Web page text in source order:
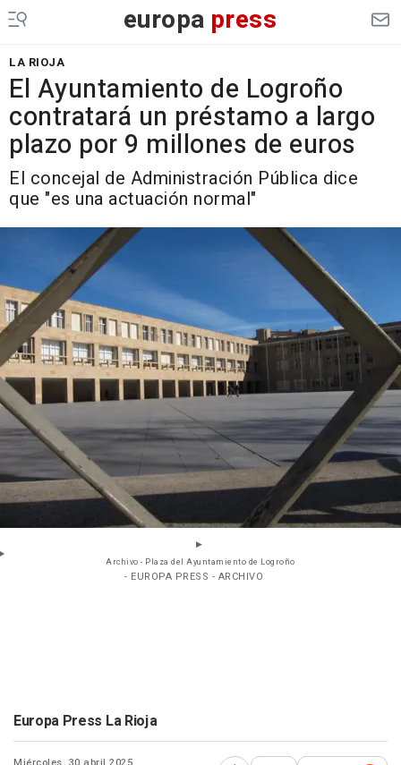
europa press
LA RIOJA
El Ayuntamiento de Logroño
contratará un préstamo a largo
plazo por 9 millones de euros
El concejal de Administración Pública dice
que "es una actuación normal"
Archivo - Plaza del Ayuntamiento de Logroño
- EUROPA PRESS - ARCHIVO
Europa Press La Rioja